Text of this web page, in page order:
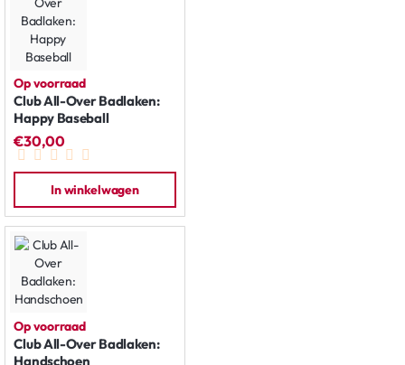
Op voorraad
Club All-Over Badlaken:
Happy Baseball
€30,00
In winkelwagen
Op voorraad
Club All-Over Badlaken:
Handschoen